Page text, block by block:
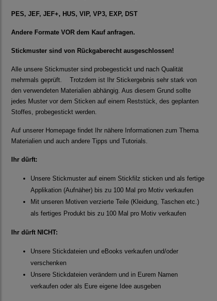
PES, JEF, JEF+, HUS, VIP, VP3, EXP, DST
Andere Formate VOR dem Kauf anfragen.
Stickmuster sind von Rückgaberecht ausgeschlossen!
Alle unsere Stickmuster sind probegestickt und nach Qualität
mehrmals geprüft. Trotzdem ist Ihr Stickergebnis sehr stark von
den verwendeten Materialien abhängig. Aus diesem Grund sollte
jedes Muster vor dem Sticken auf einem Reststück, des geplanten
Stoffes, probegestickt werden.
Auf unserer Homepage findet Ihr nähere Informationen zum Thema
Materialien und auch andere Tipps und Tutorials.
Ihr dürft:
Unsere Stickmuster auf einem Stickfilz sticken und als fertige
Applikation (Aufnäher) bis zu 100 Mal pro Motiv verkaufen
Mit unseren Motiven verzierte Teile (Kleidung, Taschen etc.)
als fertiges Produkt bis zu 100 Mal pro Motiv verkaufen
Ihr dürft NICHT:
Unsere Stickdateien und eBooks verkaufen und/oder
verschenken
Unsere Stickdateien verändern und in Eurem Namen
verkaufen oder als Eure eigene Idee ausgeben